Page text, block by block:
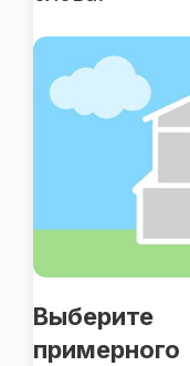
Выберите